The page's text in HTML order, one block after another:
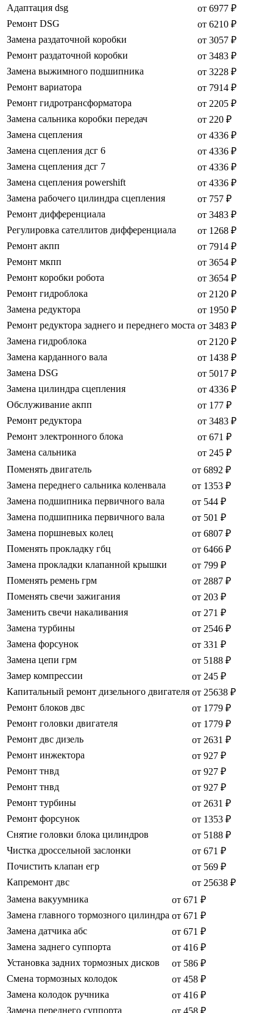
Адаптация dsg
от 6977 ₽
Ремонт DSG
от 6210 ₽
Замена раздаточной коробки
от 3057 ₽
Ремонт раздаточной коробки
от 3483 ₽
Замена выжимного подшипника
от 3228 ₽
Ремонт вариатора
от 7914 ₽
Ремонт гидротрансформатора
от 2205 ₽
Замена сальника коробки передач
от 220 ₽
Замена сцепления
от 4336 ₽
Замена сцепления дсг 6
от 4336 ₽
Замена сцепления дсг 7
от 4336 ₽
Замена сцепления powershift
от 4336 ₽
Замена рабочего цилиндра сцепления
от 757 ₽
Ремонт дифференциала
от 3483 ₽
Регулировка сателлитов дифференциала
от 1268 ₽
Ремонт акпп
от 7914 ₽
Ремонт мкпп
от 3654 ₽
Ремонт коробки робота
от 3654 ₽
Ремонт гидроблока
от 2120 ₽
Замена редуктора
от 1950 ₽
Ремонт редуктора заднего и переднего моста от 3483 ₽
Замена гидроблока
от 2120 ₽
Замена карданного вала
от 1438 ₽
Замена DSG
от 5017 ₽
Замена цилиндра сцепления
от 4336 ₽
Обслуживание акпп
от 177 ₽
Ремонт редуктора
от 3483 ₽
Ремонт электронного блока
от 671 ₽
Замена сальника
от 245 ₽
Поменять двигатель
от 6892 ₽
Замена переднего сальника коленвала
от 1353 ₽
Замена подшипника первичного вала
от 544 ₽
Замена подшипника первичного вала
от 501 ₽
Замена поршневых колец
от 6807 ₽
Поменять прокладку гбц
от 6466 ₽
Замена прокладки клапанной крышки
от 799 ₽
Поменять ремень грм
от 2887 ₽
Поменять свечи зажигания
от 203 ₽
Заменить свечи накаливания
от 271 ₽
Замена турбины
от 2546 ₽
Замена форсунок
от 331 ₽
Замена цепи грм
от 5188 ₽
Замер компрессии
от 245 ₽
Капитальный ремонт дизельного двигателя от 25638 ₽
Ремонт блоков двс
от 1779 ₽
Ремонт головки двигателя
от 1779 ₽
Ремонт двс дизель
от 2631 ₽
Ремонт инжектора
от 927 ₽
Ремонт тнвд
от 927 ₽
Ремонт тнвд
от 927 ₽
Ремонт турбины
от 2631 ₽
Ремонт форсунок
от 1353 ₽
Снятие головки блока цилиндров
от 5188 ₽
Чистка дроссельной заслонки
от 671 ₽
Почистить клапан егр
от 569 ₽
Капремонт двс
от 25638 ₽
Замена вакуумника
от 671 ₽
Замена главного тормозного цилиндра от 671 ₽
Замена датчика абс
от 671 ₽
Замена заднего суппорта
от 416 ₽
Установка задних тормозных дисков
от 586 ₽
Смена тормозных колодок
от 458 ₽
Замена колодок ручника
от 416 ₽
Замена переднего суппорта